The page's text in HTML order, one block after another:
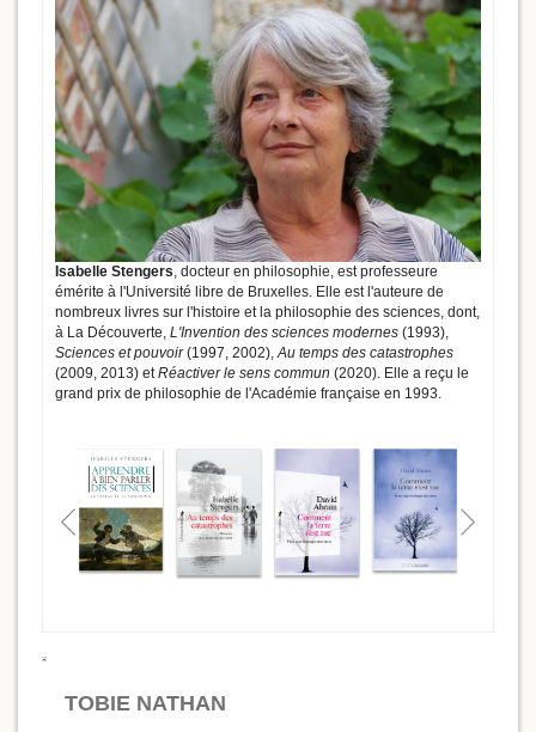
Isabelle Stengers, docteur en philosophie, est professeure
émérite à l'Université libre de Bruxelles. Elle est l'auteure de
nombreux livres sur l'histoire et la philosophie des sciences, dont,
à La Découverte, L'Invention des sciences modernes (1993),
Sciences et pouvoir(1997, 2002),Au temps des catastrophes
(2009, 2013) etRéactiver le sens commun (2020). Elle a reçu le
grand prix de philosophie de l'Académie française en 1993.
TOBIE NATHAN